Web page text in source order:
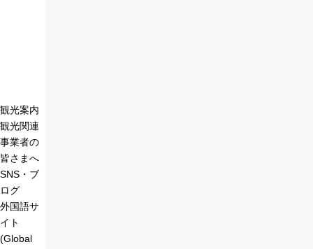
観光案内
観光関連
事業者の
皆さまへ
SNS・ブ
ログ
外国語サ
イト
(Global